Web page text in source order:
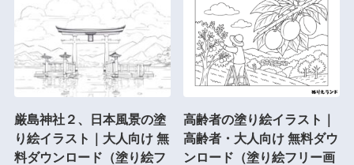
厳島神社２、日本風景の塗
り絵イラスト｜大人向け 無
料ダウンロード（塗り絵フ
高齢者の塗り絵イラスト｜
高齢者・大人向け 無料ダウ
ンロード（塗り絵フリー画